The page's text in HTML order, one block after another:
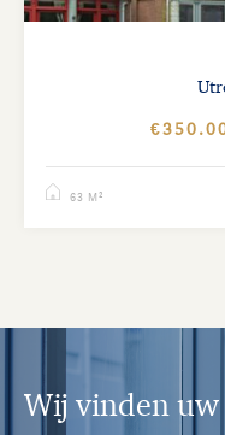
63 M²
Wij vinden